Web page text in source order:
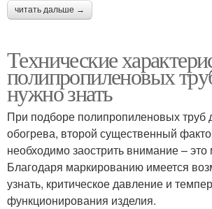
читать дальше →
Технические
полипропиленовых
нужно знать
При подборе полипропиленовых труб
обогрева, второй существенный
необходимо заострить внимание – это
Благодаря маркированию имеется
узнать, критическое давление и
функционирования изделия.